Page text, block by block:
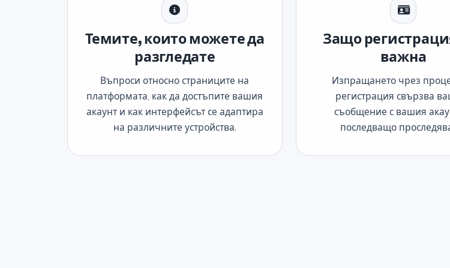
Темите, които можете да
разгледате
Въпроси относно страниците на
платформата, как да достъпите вашия
акаунт и как интерфейсът се адаптира
на различните устройства.
Защо
важна
Изпращането чрез
регистрация свързва
съобщение с вашия
последващо